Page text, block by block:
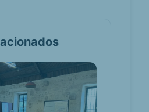
dos...
-
e
mapcarta.com